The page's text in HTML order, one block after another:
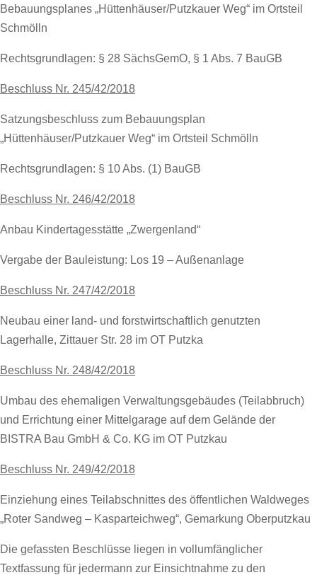
Bebauungsplanes „Hüttenhäuser/Putzkauer Weg“ im Ortsteil
Schmölln
Rechtsgrundlagen: § 28 SächsGemO, § 1 Abs. 7 BauGB
Beschluss Nr. 245/42/2018
Satzungsbeschluss zum Bebauungsplan
„Hüttenhäuser/Putzkauer Weg“ im Ortsteil Schmölln
Rechtsgrundlagen: § 10 Abs. (1) BauGB
Beschluss Nr. 246/42/2018
Anbau Kindertagesstätte „Zwergenland“
Vergabe der Bauleistung: Los 19 – Außenanlage
Beschluss Nr. 247/42/2018
Neubau einer land- und forstwirtschaftlich genutzten
Lagerhalle, Zittauer Str. 28 im OT Putzka
Beschluss Nr. 248/42/2018
Umbau des ehemaligen Verwaltungsgebäudes (Teilabbruch)
und Errichtung einer Mittelgarage auf dem Gelände der
BISTRA Bau GmbH & Co. KG im OT Putzkau
Beschluss Nr. 249/42/2018
Einziehung eines Teilabschnittes des öffentlichen Waldweges
„Roter Sandweg – Kasparteichweg“, Gemarkung Oberputzkau
Die gefassten Beschlüsse liegen in vollumfänglicher
Textfassung für jedermann zur Einsichtnahme zu den